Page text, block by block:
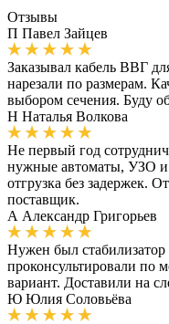
Отзывы
П Павел Зайцев
Заказывал кабель ВВГ
нарезали по размерам.
выбором сечения. Буду
Н Наталья Волкова
Не первый год
нужные автоматы, УЗО и
отгрузка без задержек.
поставщик.
А Александр Григорьев
Нужен был стабилизатор
проконсультировали по
вариант. Доставили на
Ю Юлия Соловьёва